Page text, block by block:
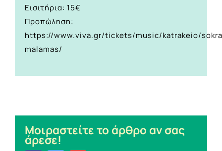
Εισιτήρια: 15€
Προπώληση:
https://www.viva.gr/tickets/music/katrakeio/
malamas/
Μοιραστείτε το άρθρο αν σας
άρεσε!